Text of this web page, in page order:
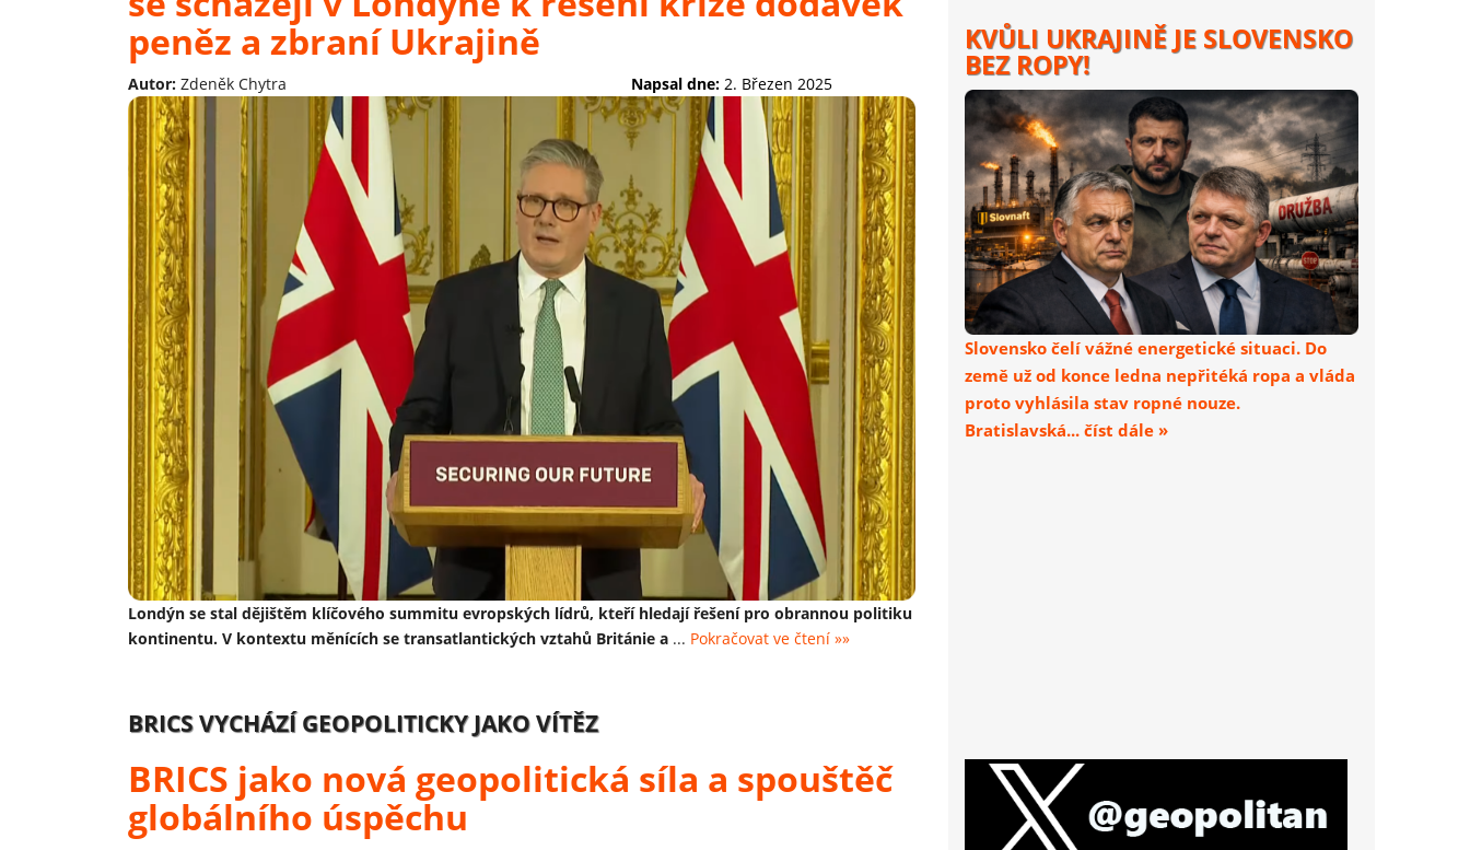
peněz a zbraní Ukrajině
Autor: Zdeněk Chytra Napsal dne: 2. Březen 2025
Londýn se stal dějištěm klíčového summitu evropských lídrů, kteří hledají řešení pro obrannou politiku
kontinentu. V kontextu měnících se transatlantických vztahů Británie a ... Pokračovat ve čtení »»
BRICS VYCHÁZÍ GEOPOLITICKY JAKO VÍTĚZ
BRICS jako nová geopolitická síla a spouštěč
globálního úspěchu
KVŮLI UKRAJINĚ JE SLOVENSKO
BEZ ROPY!
Slovensko čelí vážné energetické situaci. Do
země už od konce ledna nepřitéká ropa a vláda
proto vyhlásila stav ropné nouze.
Bratislavská... číst dále »